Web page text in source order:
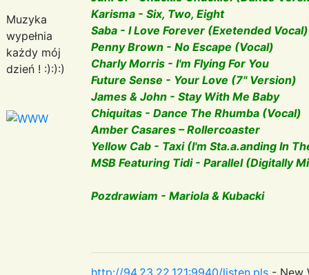
Muzyka
wypełnia
każdy mój
dzień ! :):):)
Karisma - Six, Two, Eight
Saba - I Love Forever (Exetended Vocal)
Penny Brown - No Escape (Vocal)
Charly Morris - I'm Flying For You
Future Sense - Your Love (7" Version)
James & John - Stay With Me Baby
Chiquitas - Dance The Rhumba (Vocal)
Amber Casares – Rollercoaster
Yellow Cab - Taxi (I'm Sta.a.anding In
MSB Featuring Tidi - Parallel (Digitally
Pozdrawiam - Mariola & Kubacki
http://94.23.22.121:9940/listen.pls - New